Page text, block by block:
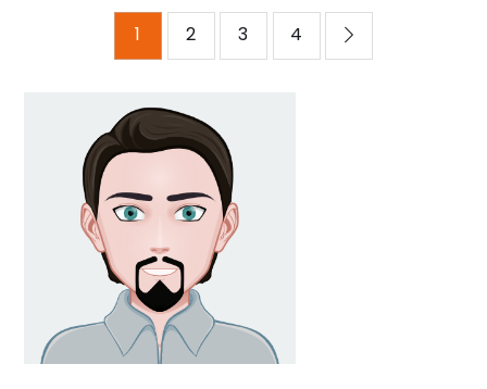
Pagination
publications
1 2 3 4